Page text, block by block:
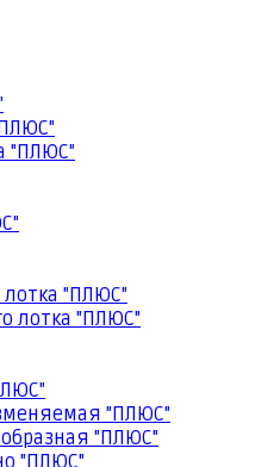
"ПЛЮС"
лотка "ПЛЮС"
лотка "ПЛЮС"
"ПЛЮС"
"ПЛЮС"
"ПЛЮС"